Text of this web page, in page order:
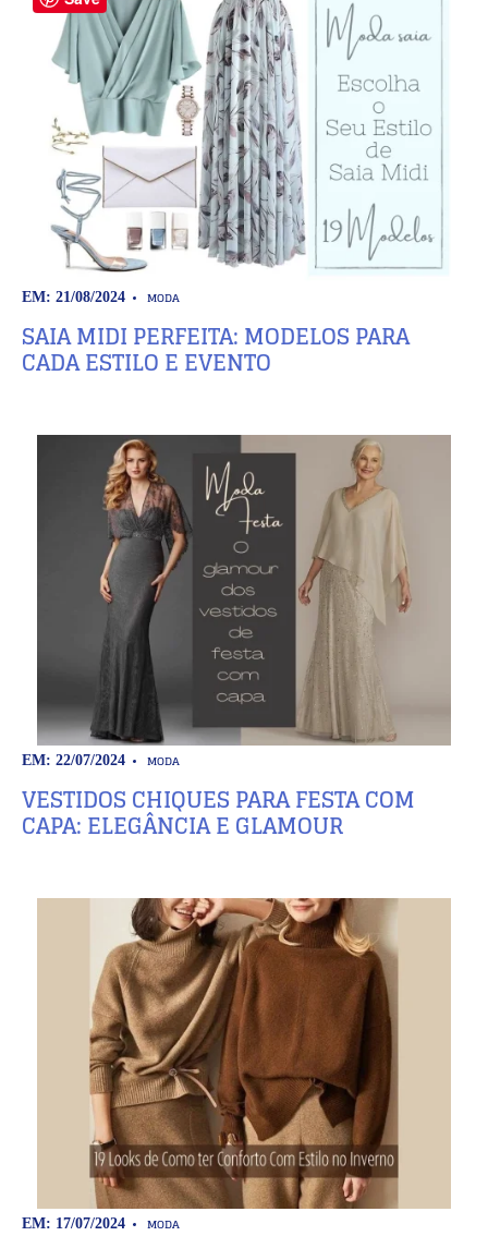
EM: 21/08/2024 MODA
SAIA MIDI PERFEITA: MODELOS PARA
CADA ESTILO E EVENTO
EM: 22/07/2024 MODA
VESTIDOS CHIQUES PARA FESTA COM
CAPA: ELEGÂNCIA E GLAMOUR
EM: 17/07/2024 MODA